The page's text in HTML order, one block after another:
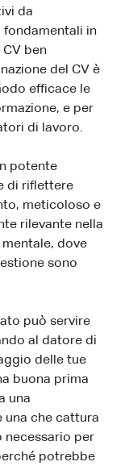
da
fondamentali in
ben
del CV è
efficace le
e per
di lavoro.
potente
di riflettere
meticoloso e
rilevante nella
dove
sono
può servire
al datore di
delle tue
buona prima
una
una che cattura
necessario per
potrebbe